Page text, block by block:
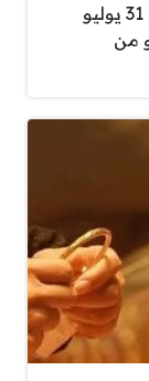
أسعار الخضروات في سوق العبور اليوم 31 يوليو
من